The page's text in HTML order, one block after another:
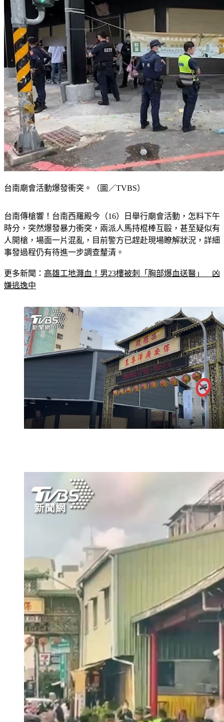
台南傳槍響！台南西羅殿今（16）日舉行廟會活動，怎料下午
時分，突然爆發暴力衝突，兩派人馬持棍棒互毆，甚至疑似有
人開槍，場面一片混亂，目前警方已趕赴現場瞭解狀況，詳細
更多新聞：